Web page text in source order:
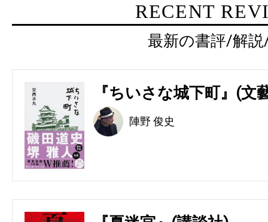
RECENT
最新の書評/解
『ちいさな城下町』(文
陣野 俊史